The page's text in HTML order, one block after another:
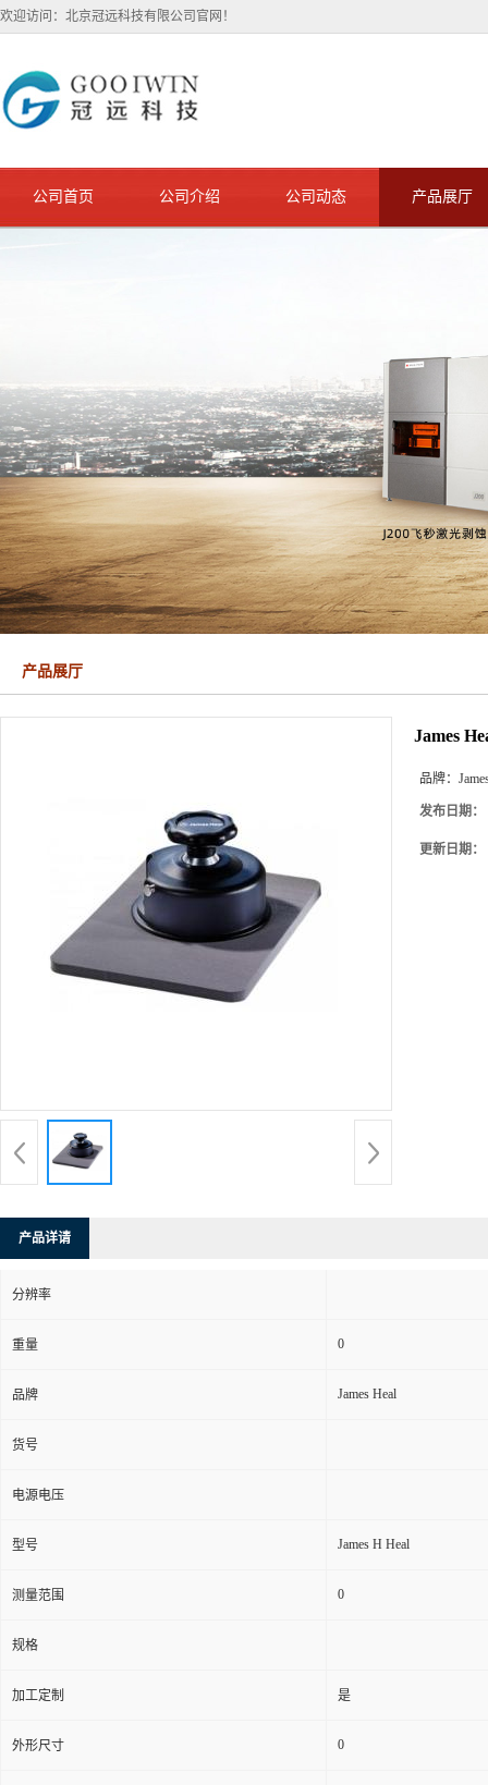
欢迎访问：北京冠远科技有限公司官网！
公司首页 公司介绍 公司动态 产品展厅
产品展厅
James
品牌：
发布日期：
更新日期：
产品详请
分辨率
重量 0
品牌 James Heal
货号
电源电压
型号 James H Heal
测量范围 0
规格
加工定制 是
外形尺寸 0